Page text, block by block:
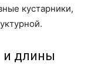
кустарники,
и длины